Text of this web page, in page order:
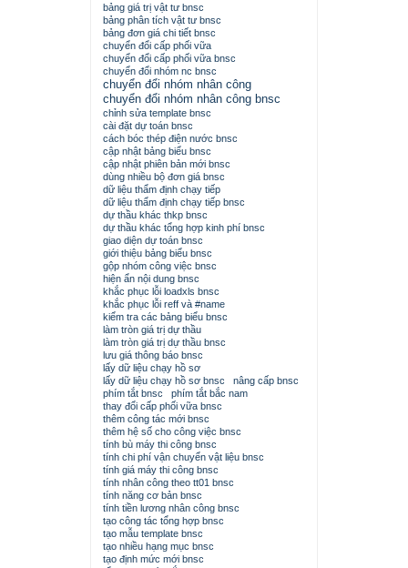
bảng giá trị vật tư bnsc
bảng phân tích vật tư bnsc
bảng đơn giá chi tiết bnsc
chuyển đổi cấp phối vữa
chuyển đổi cấp phối vữa bnsc
chuyển đổi nhóm nc bnsc
chuyển đổi nhóm nhân công
chuyển đổi nhóm nhân công bnsc
chỉnh sửa template bnsc
cài đặt dự toán bnsc
cách bóc thép điện nước bnsc
cập nhật bảng biểu bnsc
cập nhật phiên bản mới bnsc
dùng nhiều bộ đơn giá bnsc
dữ liệu thẩm định chạy tiếp
dữ liệu thẩm định chạy tiếp bnsc
dự thầu khác thkp bnsc
dự thầu khác tổng hợp kinh phí bnsc
giao diện dự toán bnsc
giới thiệu bảng biểu bnsc
gộp nhóm công việc bnsc
hiện ẩn nội dung bnsc
khắc phục lỗi loadxls bnsc
khắc phục lỗi reff và #name
kiểm tra các bảng biểu bnsc
làm tròn giá trị dự thầu
làm tròn giá trị dự thầu bnsc
lưu giá thông báo bnsc
lấy dữ liệu chạy hồ sơ
lấy dữ liệu chạy hồ sơ bnsc
nâng cấp bnsc
phím tắt bnsc
phím tắt bắc nam
thay đổi cấp phối vữa bnsc
thêm công tác mới bnsc
thêm hệ số cho công việc bnsc
tính bù máy thi công bnsc
tính chi phí vận chuyển vật liệu bnsc
tính giá máy thi công bnsc
tính nhân công theo tt01 bnsc
tính năng cơ bản bnsc
tính tiền lương nhân công bnsc
tạo công tác tổng hợp bnsc
tạo mẫu template bnsc
tạo nhiều hạng mục bnsc
tạo định mức mới bnsc